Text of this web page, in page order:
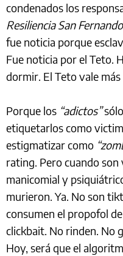
condenados los
Resiliencia San Fernando
fue noticia porque
Fue noticia por el Teto.
dormir. El Teto vale
Porque los “adictos”
etiquetarlos como
estigmatizar como
rating. Pero cuando
manicomial y
murieron. Ya. No son
consumen el propofol
clickbait. No rinden. No
Hoy, será que el